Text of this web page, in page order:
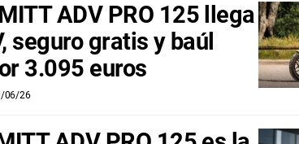
ADV PRO 125 llega
seguro gratis y baúl
3.095 euros
06/26